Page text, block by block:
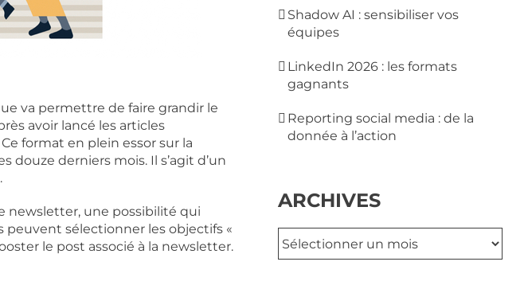
va permettre de faire grandir le
avoir lancé les articles
format en plein essor sur la
derniers mois. Il s’agit d’un
newsletter, une possibilité qui
peuvent sélectionner les objectifs «
le post associé à la newsletter.
Shadow AI : sensibiliser vos
équipes
LinkedIn 2026 : les formats
gagnants
Reporting social media : de la
donnée à l’action
ARCHIVES
Archives